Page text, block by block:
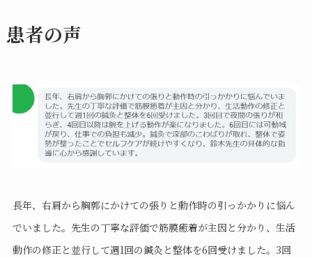
患者の声
長年、右肩から胸郭にかけての張りと動作時の引っかかりに悩ん
でいました。先生の丁寧な評価で筋膜癒着が主因と分かり、生活
動作の修正と並行して週1回の鍼灸と整体を6回受けました。3回